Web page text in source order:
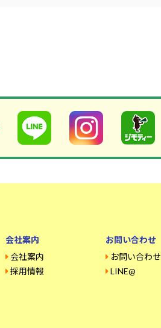
会社案内
会社案内
採用情報
お問い合わせ
お問い合わせ
LINE@